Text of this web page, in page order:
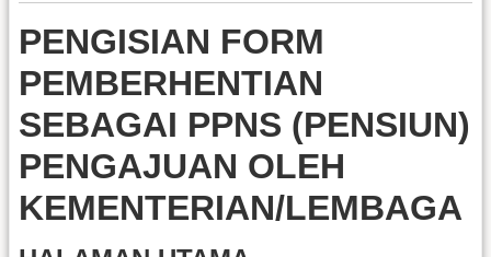
PENGISIAN FORM
PEMBERHENTIAN
SEBAGAI PPNS (PENSIUN)
PENGAJUAN OLEH
KEMENTERIAN/LEMBAGA